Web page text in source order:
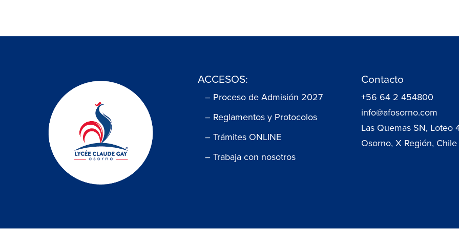
ACCESOS:
– Proceso de Admisión 2027
– Reglamentos y Protocolos
– Trámites ONLINE
– Trabaja con nosotros
Contacto
+56 64 2 454800
info@afosorno.com
Las Quemas SN, Loteo
Osorno, X Región, Chile